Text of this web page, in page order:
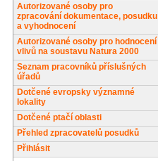
Autorizované osoby pro
zpracování dokumentace, posudku
a vyhodnocení
Autorizované osoby pro hodnocení
vlivů na soustavu Natura 2000
Seznam pracovníků příslušných
úřadů
Dotčené evropsky významné
lokality
Dotčené ptačí oblasti
Přehled zpracovatelů posudků
Přihlásit